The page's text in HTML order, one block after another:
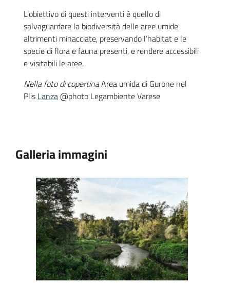
L’obiettivo di questi interventi è quello di
salvaguardare la biodiversità delle aree umide
altrimenti minacciate, preservando l’habitat e le
specie di flora e fauna presenti, e rendere accessibili
e visitabili le aree.
Nella foto di copertinaArea umida di Gurone nel
Plis Lanza@photo Legambiente Varese
Galleria immagini